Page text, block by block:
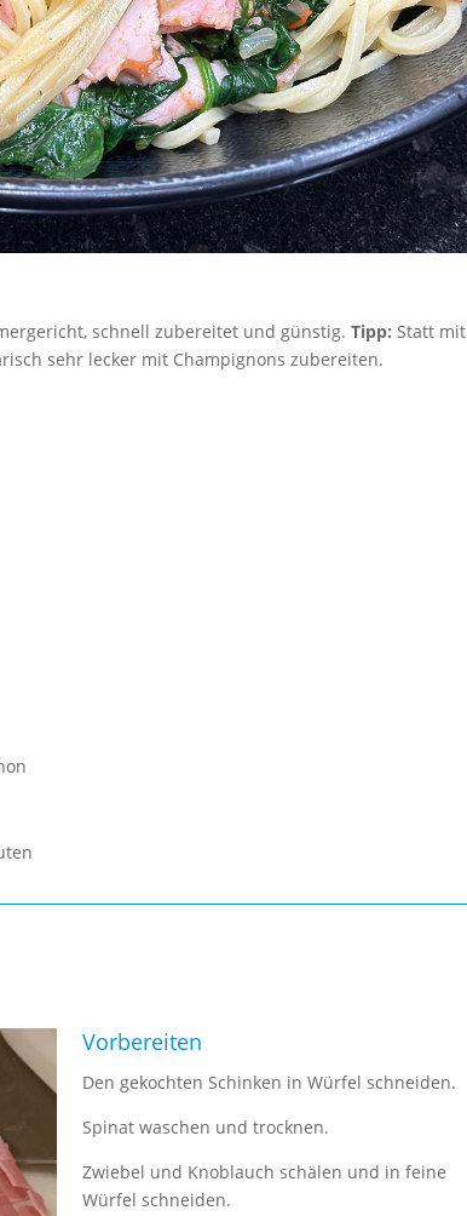
schnell zubereitet und günstig. Tipp: Statt mit
sehr lecker mit Champignons zubereiten.
Vorbereiten
Den gekochten Schinken in Würfel schneiden.
Spinat waschen und trocknen.
Zwiebel und Knoblauch schälen und in feine
Würfel schneiden.